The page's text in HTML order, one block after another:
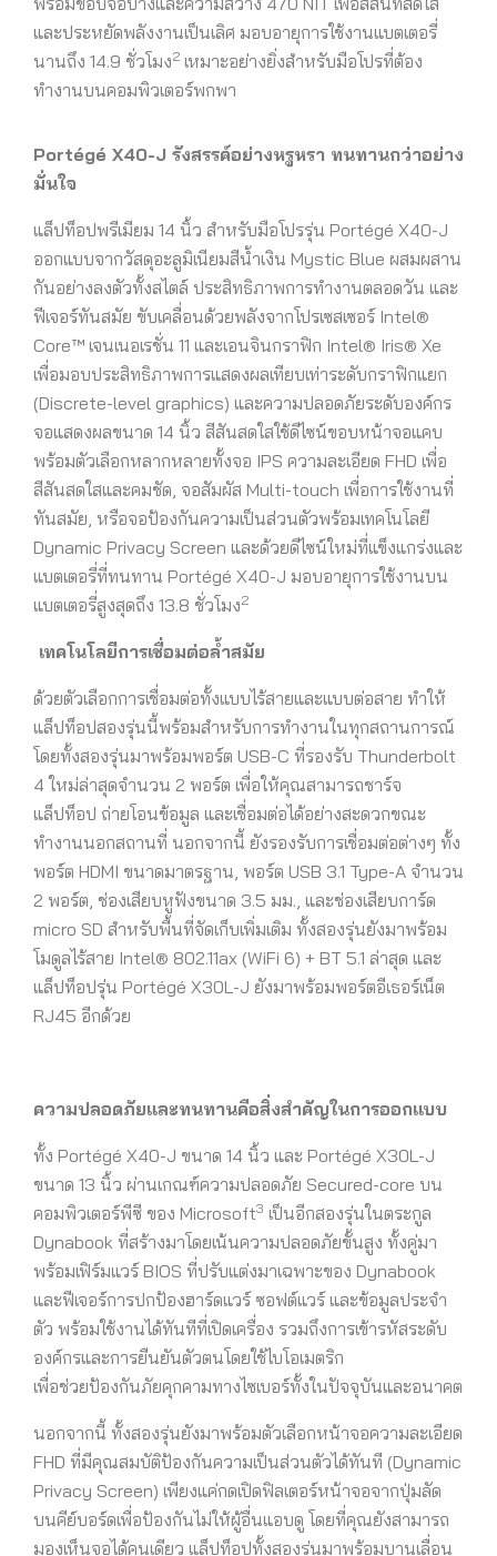
และประหยัดพลังงานเป็นเลิศ มอบอายุการใช้งานแบตเตอรี่
นานถึง 14.9 ชั่วโมง2 เหมาะอย่างยิ่งสำหรับมือโปรที่ต้อง
ทำงานบนคอมพิวเตอร์พกพา
Portégé X40-J รังสรรค์อย่างหรูหรา ทนทานกว่าอย่าง
มั่นใจ
แล็ปท็อปพรีเมียม 14 นิ้ว สำหรับมือโปรรุ่น Portégé X40-J
ออกแบบจากวัสดุอะลูมิเนียมสีน้ำเงิน Mystic Blue ผสมผสาน
กันอย่างลงตัวทั้งสไตล์ ประสิทธิภาพการทำงานตลอดวัน และ
ฟีเจอร์ทันสมัย ขับเคลื่อนด้วยพลังจากโปรเซสเซอร์ Intel®
Core™ เจนเนอเรชั่น 11 และเอนจินกราฟิก Intel® Iris® Xe
เพื่อมอบประสิทธิภาพการแสดงผลเทียบเท่าระดับกราฟิกแยก
(Discrete-level graphics) และความปลอดภัยระดับองค์กร
จอแสดงผลขนาด 14 นิ้ว สีสันสดใสใช้ดีไซน์ขอบหน้าจอแคบ
พร้อมตัวเลือกหลากหลายทั้งจอ IPS ความละเอียด FHD เพื่อ
สีสันสดใสและคมชัด, จอสัมผัส Multi-touch เพื่อการใช้งานที่
ทันสมัย, หรือจอป้องกันความเป็นส่วนตัวพร้อมเทคโนโลยี
Dynamic Privacy Screen และด้วยดีไซน์ใหม่ที่แข็งแกร่งและ
แบตเตอรี่ที่ทนทาน Portégé X40-J มอบอายุการใช้งานบน
แบตเตอรี่สูงสุดถึง 13.8 ชั่วโมง2
เทคโนโลยีการเชื่อมต่อล้ำสมัย
ด้วยตัวเลือกการเชื่อมต่อทั้งแบบไร้สายและแบบต่อสาย ทำให้
แล็ปท็อปสองรุ่นนี้พร้อมสำหรับการทำงานในทุกสถานการณ์
โดยทั้งสองรุ่นมาพร้อมพอร์ต USB-C ที่รองรับ Thunderbolt
4 ใหม่ล่าสุดจำนวน 2 พอร์ต เพื่อให้คุณสามารถชาร์จ
แล็ปท็อป ถ่ายโอนข้อมูล และเชื่อมต่อได้อย่างสะดวกขณะ
ทำงานนอกสถานที่ นอกจากนี้ ยังรองรับการเชื่อมต่อต่างๆ ทั้ง
พอร์ต HDMI ขนาดมาตรฐาน, พอร์ต USB 3.1 Type-A จำนวน
2 พอร์ต, ช่องเสียบหูฟังขนาด 3.5 มม., และช่องเสียบการ์ด
micro SD สำหรับพื้นที่จัดเก็บเพิ่มเติม ทั้งสองรุ่นยังมาพร้อม
โมดูลไร้สาย Intel® 802.11ax (WiFi 6) + BT 5.1 ล่าสุด และ
แล็ปท็อปรุ่น Portégé X30L-J ยังมาพร้อมพอร์ตอีเธอร์เน็ต
RJ45 อีกด้วย
ความปลอดภัยและทนทานคือสิ่งสำคัญในการออกแบบ
ทั้ง Portégé X40-J ขนาด 14 นิ้ว และ Portégé X30L-J
ขนาด 13 นิ้ว ผ่านเกณฑ์ความปลอดภัย Secured-core บน
คอมพิวเตอร์พีซี ของ Microsoft3 เป็นอีกสองรุ่นในตระกูล
Dynabook ที่สร้างมาโดยเน้นความปลอดภัยขั้นสูง ทั้งคู่มา
พร้อมเฟิร์มแวร์ BIOS ที่ปรับแต่งมาเฉพาะของ Dynabook
และฟีเจอร์การปกป้องฮาร์ดแวร์ ซอฟต์แวร์ และข้อมูลประจำ
ตัว พร้อมใช้งานได้ทันทีที่เปิดเครื่อง รวมถึงการเข้ารหัสระดับ
องค์กรและการยืนยันตัวตนโดยใช้ไบโอเมตริก
เพื่อช่วยป้องกันภัยคุกคามทางไซเบอร์ทั้งในปัจจุบันและอนาคต
นอกจากนี้ ทั้งสองรุ่นยังมาพร้อมตัวเลือกหน้าจอความละเอียด
FHD ที่มีคุณสมบัติป้องกันความเป็นส่วนตัวได้ทันที (Dynamic
Privacy Screen) เพียงแค่กดเปิดฟิลเตอร์หน้าจอจากปุ่มลัด
บนคีย์บอร์ดเพื่อป้องกันไม่ให้ผู้อื่นแอบดู โดยที่คุณยังสามารถ
มองเห็นจอได้คนเดียว แล็ปท็อปทั้งสองรุ่นมาพร้อมบานเลื่อน